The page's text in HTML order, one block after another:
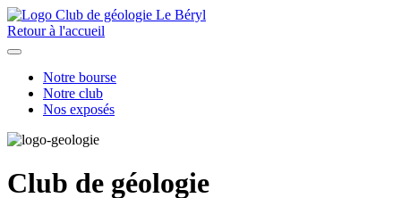
Retour à l'accueil
Notre bourse
Notre club
Nos exposés
Club de géologie